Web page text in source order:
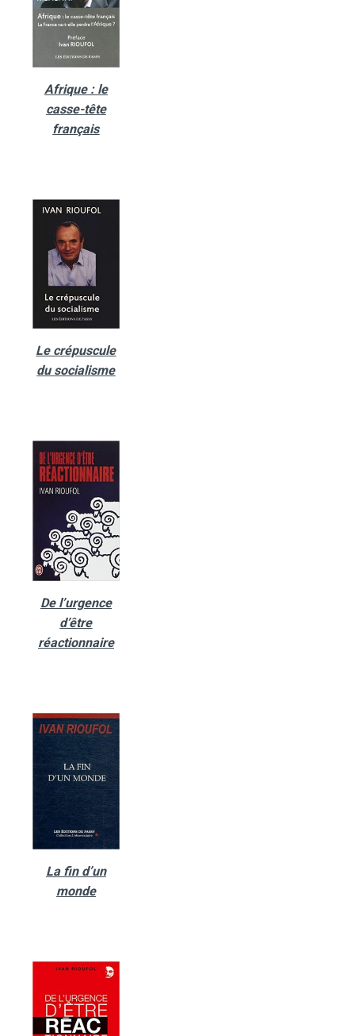
Afrique : le
casse-tête
français
Le crépuscule
du socialisme
De l’urgence
d’être
réactionnaire
La fin d’un
monde